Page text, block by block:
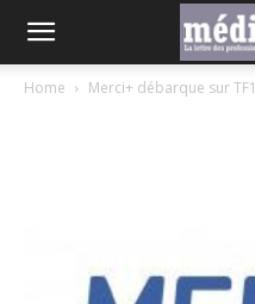
Home Merci+ débarque sur TF1